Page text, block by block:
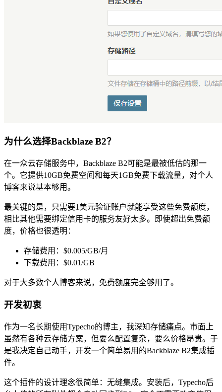
为什么选择Backblaze B2？
在一众云存储服务中，Backblaze B2可能是最被低估的那一
个。它提供10GB免费空间和每天1GB免费下载流量，对个人
博客来说基本够用。
最关键的是，只需要1美元验证账户就能享受这些免费额度，
相比其他需要绑定信用卡的服务友好太多。即使超出免费额
度，价格也很透明：
存储费用：$0.005/GB/月
下载费用：$0.01/GB
对于大多数个人博客来说，免费额度完全够用了。
开发初衷
作为一名长期使用Typecho的博主，我深知存储痛点。市面上
虽然有各种云存储方案，但要么配置复杂，要么价格昂贵。于
是我决定自己动手，开发一个简单易用的Backblaze B2集成插
件。
这个插件的设计理念很简单：无缝集成。安装后，Typecho后